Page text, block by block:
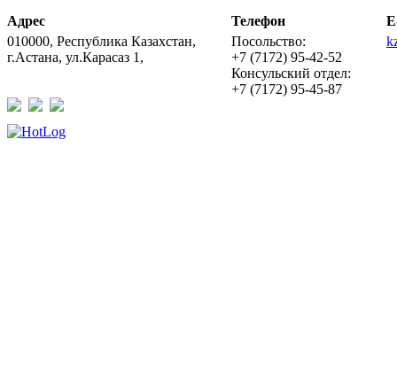
Адрес
010000, Республика Казахстан,
г.Астана, ул.Карасаз 1,
Телефон
Посольство:
+7 (7172) 95-42-52
Консульский отдел:
+7 (7172) 95-45-87